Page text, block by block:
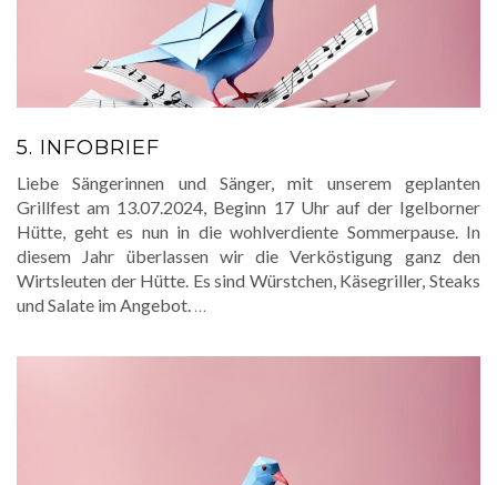
5. INFOBRIEF
Liebe Sängerinnen und Sänger, mit unserem geplanten
Grillfest am 13.07.2024, Beginn 17 Uhr auf der Igelborner
Hütte, geht es nun in die wohlverdiente Sommerpause. In
diesem Jahr überlassen wir die Verköstigung ganz den
Wirtsleuten der Hütte. Es sind Würstchen, Käsegriller, Steaks
und Salate im Angebot. …